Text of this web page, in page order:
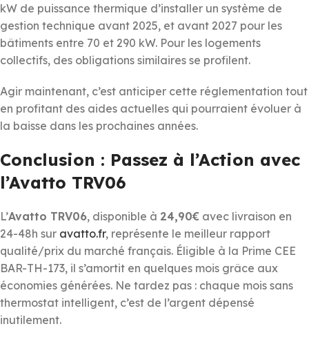
kW de puissance thermique d’installer un système de
gestion technique avant 2025, et avant 2027 pour les
bâtiments entre 70 et 290 kW. Pour les logements
collectifs, des obligations similaires se profilent.
Agir maintenant, c’est anticiper cette réglementation tout
en profitant des aides actuelles qui pourraient évoluer à
la baisse dans les prochaines années.
Conclusion : Passez à l’Action avec
l’Avatto TRV06
L’Avatto TRV06, disponible à 24,90€ avec livraison en
24-48h sur avatto.fr, représente le meilleur rapport
qualité/prix du marché français. Éligible à la Prime CEE
BAR-TH-173, il s’amortit en quelques mois grâce aux
économies générées. Ne tardez pas : chaque mois sans
thermostat intelligent, c’est de l’argent dépensé
inutilement.